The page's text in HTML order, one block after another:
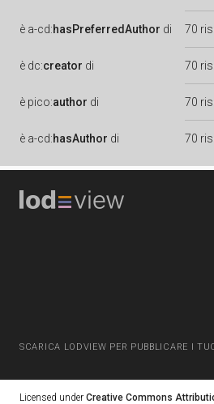
è a-cd:hasPreferredAuthor di 70
è dc:creator di 70
è pico:author di 70
è a-cd:hasAuthor di 70
SCARICA LODVIEW PER PUBBLICARE I
Licensed under Creative Commons